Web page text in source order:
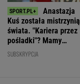
Anastazja
Kuś została mistrzynią
świata. "Kariera przez
pośladki"? Mamy
komentarz
SUBSKRYPCJA